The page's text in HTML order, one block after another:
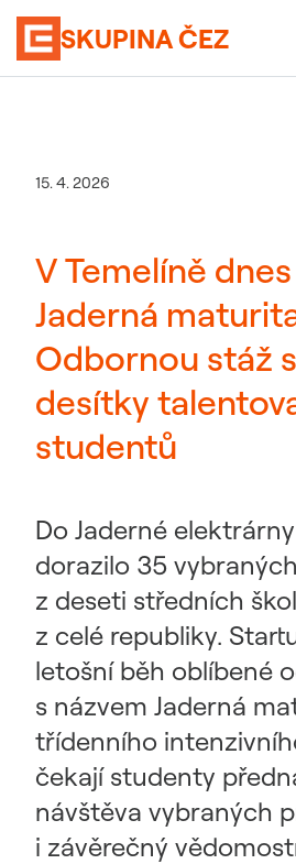
SKUPINA ČEZ
Datum zveřejnění
15. 4. 2026
V Temelíně
Jaderná
Odbornou stáž
desítky
studentů
Do Jaderné
dorazilo 35
z deseti středních
z celé republiky.
letošní běh oblíbené
s názvem Jaderná
třídenního
čekají studenty
návštěva vybraných
i závěrečný